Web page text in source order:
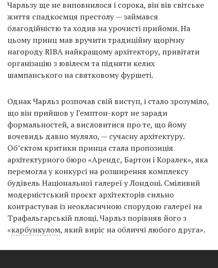
Чарльзу ще не виповнилося і сорока, він вів світське
життя спадкоємця престолу — займався
благодійністю та ходив на урочисті прийоми. На
цьому принц мав вручити традиційну щорічну
нагороду RIBA найкращому архітектору, привітати
організацію з ювілеєм та підняти келих
шампанського на святковому фуршеті.
Однак Чарльз розпочав свій виступ, і стало зрозуміло,
що він прийшов у Гемптон-корт не заради
формальностей, а висловитися про те, що йому
вочевидь давно муляло, — сучасну архітектуру.
Об’єктом критики принца стала пропозиція
архітектурного бюро «Арендс, Бартон і Коралек», яка
перемогла у конкурсі на розширення комплексу
будівель Національної галереї у Лондоні. Сміливий
модерністський проєкт архітекторів сильно
контрастував із неокласичною спорудою галереї на
Трафальгарській площі. Чарльз порівняв його з
«карбункулом, який виріс на обличчі любого друга».